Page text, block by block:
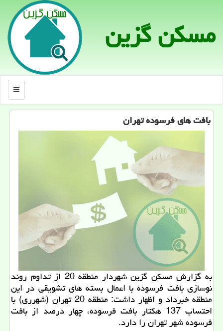
مسكن گزین
منو
بافت های فرسوده تهران
به گزارش مسكن گزین شهردار منطقه 20 از تداوم روند
نوسازی بافت فرسوده با اعمال بسته های تشویقی در این
منطقه خبرداد و اظهار داشت: منطقه 20 تهران (شهرری) با
احتساب 137 هكتار بافت فرسوده، چهار درصد از بافت
فرسوده شهر تهران را دارد.